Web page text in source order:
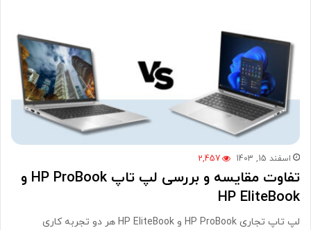
اسفند 15, 1403 2,457
تفاوت مقایسه و بررسی لپ تاپ HP ProBook و
HP EliteBook
لپ تاپ تجاری HP ProBook و HP EliteBook هر دو تجربه کاری